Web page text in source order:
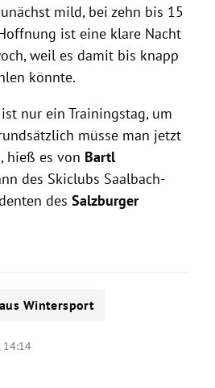
mild, bei zehn bis 15
ist eine klare Nacht
weil es damit bis knapp
könnte.
nur ein Trainingstag, um
müsse man jetzt
hieß es von Bartl
des Skiclubs Saalbach-
des Salzburger
Wintersport
14:14